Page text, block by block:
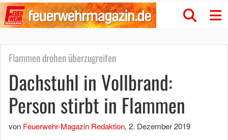
Flammen drohen überzugreifen
Dachstuhl in Vollbrand:
Person stirbt in Flammen
von Feuerwehr-Magazin Redaktion, 2. Dezember 2019